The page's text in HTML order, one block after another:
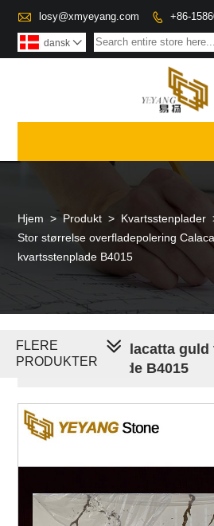
 losy@xmyeyang.com  +86-
dansk 
Hjem > Produkt > Kvartsstenplader
Stor størrelse overfladepolering
kvartsstenplade B4015
Polering af Calacatta
kvartsstenplade B4015
FLERE
PRODUKTER